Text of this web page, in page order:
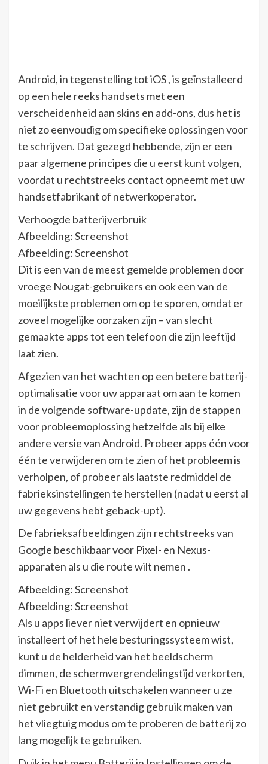
Android, in tegenstelling tot iOS , is geïnstalleerd
op een hele reeks handsets met een
verscheidenheid aan skins en add-ons, dus het is
niet zo eenvoudig om specifieke oplossingen voor
te schrijven. Dat gezegd hebbende, zijn er een
paar algemene principes die u eerst kunt volgen,
voordat u rechtstreeks contact opneemt met uw
handsetfabrikant of netwerkoperator.
Verhoogde batterijverbruik
Afbeelding: Screenshot
Afbeelding: Screenshot
Dit is een van de meest gemelde problemen door
vroege Nougat-gebruikers en ook een van de
moeilijkste problemen om op te sporen, omdat er
zoveel mogelijke oorzaken zijn – van slecht
gemaakte apps tot een telefoon die zijn leeftijd
laat zien.
Afgezien van het wachten op een betere batterij-
optimalisatie voor uw apparaat om aan te komen
in de volgende software-update, zijn de stappen
voor probleemoplossing hetzelfde als bij elke
andere versie van Android. Probeer apps één voor
één te verwijderen om te zien of het probleem is
verholpen, of probeer als laatste redmiddel de
fabrieksinstellingen te herstellen (nadat u eerst al
uw gegevens hebt geback-upt).
De fabrieksafbeeldingen zijn rechtstreeks van
Google beschikbaar voor Pixel- en Nexus-
apparaten als u die route wilt nemen .
Afbeelding: Screenshot
Afbeelding: Screenshot
Als u apps liever niet verwijdert en opnieuw
installeert of het hele besturingssysteem wist,
kunt u de helderheid van het beeldscherm
dimmen, de schermvergrendelingstijd verkorten,
Wi-Fi en Bluetooth uitschakelen wanneer u ze
niet gebruikt en verstandig gebruik maken van
het vliegtuig modus om te proberen de batterij zo
lang mogelijk te gebruiken.